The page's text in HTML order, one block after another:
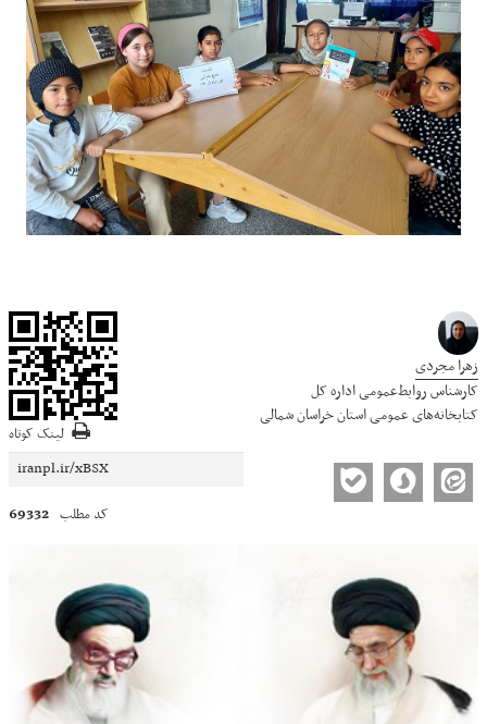
زهرا مجردی
کارشناس روابط‌عمومی اداره کل
کتابخانه‌های عمومی استان خراسان شمالی
لینک کوتاه
کد مطلب 69332